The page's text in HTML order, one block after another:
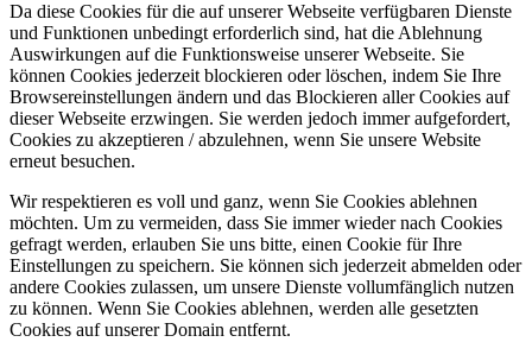
Da diese Cookies für die auf unserer Webseite verfügbaren Dienste
und Funktionen unbedingt erforderlich sind, hat die Ablehnung
Auswirkungen auf die Funktionsweise unserer Webseite. Sie
können Cookies jederzeit blockieren oder löschen, indem Sie Ihre
Browsereinstellungen ändern und das Blockieren aller Cookies auf
dieser Webseite erzwingen. Sie werden jedoch immer aufgefordert,
Cookies zu akzeptieren / abzulehnen, wenn Sie unsere Website
erneut besuchen.
Wir respektieren es voll und ganz, wenn Sie Cookies ablehnen
möchten. Um zu vermeiden, dass Sie immer wieder nach Cookies
gefragt werden, erlauben Sie uns bitte, einen Cookie für Ihre
Einstellungen zu speichern. Sie können sich jederzeit abmelden oder
andere Cookies zulassen, um unsere Dienste vollumfänglich nutzen
zu können. Wenn Sie Cookies ablehnen, werden alle gesetzten
Cookies auf unserer Domain entfernt.